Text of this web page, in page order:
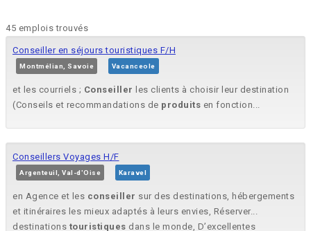
45 emplois trouvés
Conseiller en séjours touristiques F/H
Montmélian, Savoie Vacanceole
et les courriels ; Conseiller les clients à choisir leur destination
(Conseils et recommandations de produits en fonction...
Conseillers Voyages H/F
Argenteuil, Val-d'Oise Karavel
en Agence et les conseiller sur des destinations, hébergements
et itinéraires les mieux adaptés à leurs envies, Réserver...
destinations touristiques dans le monde, D’excellentes